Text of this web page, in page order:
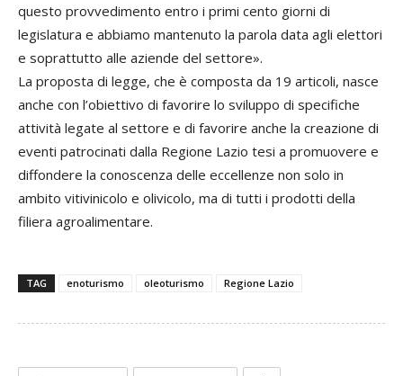
questo provvedimento entro i primi cento giorni di
legislatura e abbiamo mantenuto la parola data agli elettori
e soprattutto alle aziende del settore».
La proposta di legge, che è composta da 19 articoli, nasce
anche con l’obiettivo di favorire lo sviluppo di specifiche
attività legate al settore e di favorire anche la creazione di
eventi patrocinati dalla Regione Lazio tesi a promuovere e
diffondere la conoscenza delle eccellenze non solo in
ambito vitivinicolo e olivicolo, ma di tutti i prodotti della
filiera agroalimentare.
TAG enoturismo oleoturismo Regione Lazio